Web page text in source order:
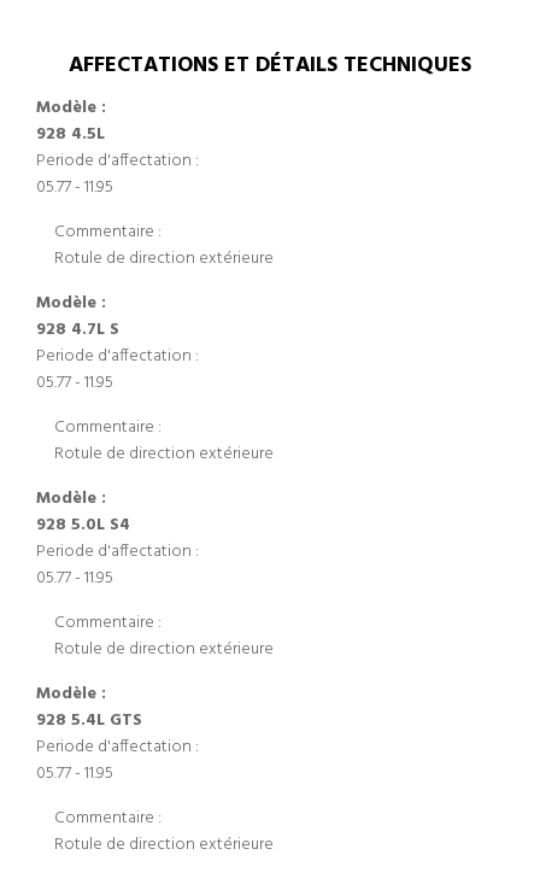
AFFECTATIONS ET DÉTAILS TECHNIQUES
Modèle :
928 4.5L
Periode d'affectation :
05.77 - 11.95
Commentaire :
Rotule de direction extérieure
Modèle :
928 4.7L S
Periode d'affectation :
05.77 - 11.95
Commentaire :
Rotule de direction extérieure
Modèle :
928 5.0L S4
Periode d'affectation :
05.77 - 11.95
Commentaire :
Rotule de direction extérieure
Modèle :
928 5.4L GTS
Periode d'affectation :
05.77 - 11.95
Commentaire :
Rotule de direction extérieure